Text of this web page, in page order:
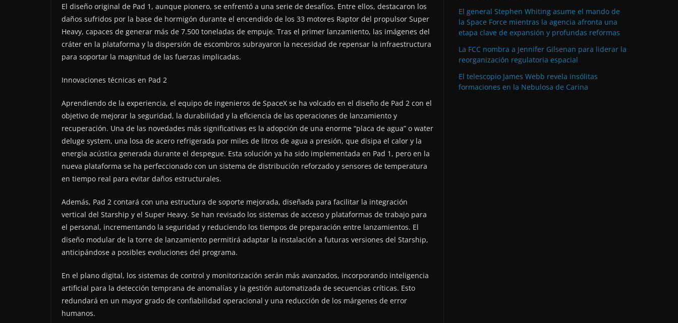
El diseño original de Pad 1, aunque pionero, se enfrentó a una serie de desafíos. Entre ellos, destacaron los
daños sufridos por la base de hormigón durante el encendido de los 33 motores Raptor del propulsor Super
Heavy, capaces de generar más de 7.500 toneladas de empuje. Tras el primer lanzamiento, las imágenes del
cráter en la plataforma y la dispersión de escombros subrayaron la necesidad de repensar la infraestructura
para soportar la magnitud de las fuerzas implicadas.
Innovaciones técnicas en Pad 2
Aprendiendo de la experiencia, el equipo de ingenieros de SpaceX se ha volcado en el diseño de Pad 2 con el
objetivo de mejorar la seguridad, la durabilidad y la eficiencia de las operaciones de lanzamiento y
recuperación. Una de las novedades más significativas es la adopción de una enorme “placa de agua” o water
deluge system, una losa de acero refrigerada por miles de litros de agua a presión, que disipa el calor y la
energía acústica generada durante el despegue. Esta solución ya ha sido implementada en Pad 1, pero en la
nueva plataforma se ha perfeccionado con un sistema de distribución reforzado y sensores de temperatura
en tiempo real para evitar daños estructurales.
Además, Pad 2 contará con una estructura de soporte mejorada, diseñada para facilitar la integración
vertical del Starship y el Super Heavy. Se han revisado los sistemas de acceso y plataformas de trabajo para
el personal, incrementando la seguridad y reduciendo los tiempos de preparación entre lanzamientos. El
diseño modular de la torre de lanzamiento permitirá adaptar la instalación a futuras versiones del Starship,
anticipándose a posibles evoluciones del programa.
En el plano digital, los sistemas de control y monitorización serán más avanzados, incorporando inteligencia
artificial para la detección temprana de anomalías y la gestión automatizada de secuencias críticas. Esto
redundará en un mayor grado de confiabilidad operacional y una reducción de los márgenes de error
humanos.
El general Stephen Whiting asume el mando de
la Space Force mientras la agencia afronta una
etapa clave de expansión y profundas reformas
La FCC nombra a Jennifer Gilsenan para liderar la
reorganización regulatoria espacial
El telescopio James Webb revela insólitas
formaciones en la Nebulosa de Carina